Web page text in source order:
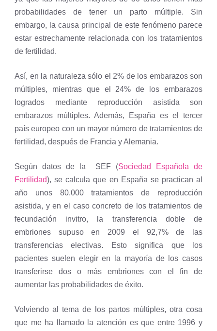
probabilidades de tener un parto múltiple. Sin
embargo, la causa principal de este fenómeno parece
estar estrechamente relacionada con los tratamientos
de fertilidad.
Así, en la naturaleza sólo el 2% de los embarazos son
múltiples, mientras que el 24% de los embarazos
logrados mediante reproducción asistida son
embarazos múltiples. Además, España es el tercer
país europeo con un mayor número de tratamientos de
fertilidad, después de Francia y Alemania.
Según datos de la SEF (Sociedad Española de
Fertilidad), se calcula que en España se practican al
año unos 80.000 tratamientos de reproducción
asistida, y en el caso concreto de los tratamientos de
fecundación invitro, la transferencia doble de
embriones supuso en 2009 el 92,7% de las
transferencias electivas. Esto significa que los
pacientes suelen elegir en la mayoría de los casos
transferirse dos o más embriones con el fin de
aumentar las probabilidades de éxito.
Volviendo al tema de los partos múltiples, otra cosa
que me ha llamado la atención es que entre 1996 y